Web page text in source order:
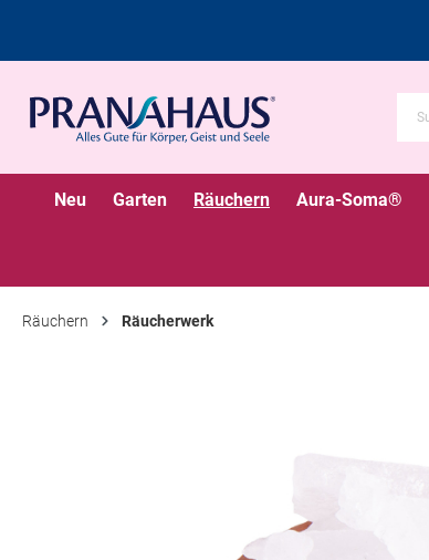
Neu Garten Räuchern Aura-Soma®
Räuchern Räucherwerk